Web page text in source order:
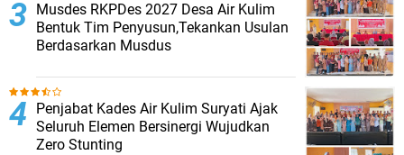
Musdes RKPDes 2027 Desa Air Kulim
Bentuk Tim Penyusun,Tekankan Usulan
Berdasarkan Musdus
Penjabat Kades Air Kulim Suryati Ajak
Seluruh Elemen Bersinergi Wujudkan
Zero Stunting